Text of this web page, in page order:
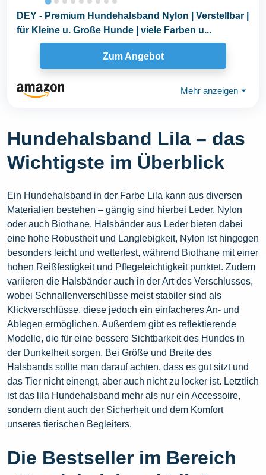
DEY - Premium Hundehalsband Nylon | Verstellbar |
für Kleine u. Große Hunde | viele Farben u...
Zum Angebot
Mehr anzeigen ⏷
Hundehalsband Lila – das
Wichtigste im Überblick
Ein Hundehalsband in der Farbe Lila kann aus diversen
Materialien bestehen – gängig sind hierbei Leder, Nylon
oder auch Biothane. Halsbänder aus Leder bieten dabei
eine hohe Robustheit und Langlebigkeit, Nylon ist hingegen
besonders leicht und wetterfest, während Biothane mit einer
hohen Reißfestigkeit und Pflegeleichtigkeit punktet. Zudem
variieren die Halsbänder auch in der Art des Verschlusses,
wobei Schnallenverschlüsse meist stabiler sind als
Klickverschlüsse, diese jedoch ein einfacheres An- und
Ablegen ermöglichen. Außerdem gibt es reflektierende
Modelle, die für eine bessere Sichtbarkeit des Hundes in
der Dunkelheit sorgen. Bei Größe und Breite des
Halsbands sollte man darauf achten, dass es gut sitzt und
das Tier nicht einengt, aber auch nicht zu locker ist. Letztlich
ist das lila Hundehalsband mehr als nur ein Accessoire,
sondern dient auch der Sicherheit und dem Komfort
unseres tierischen Begleiters.
Die Bestseller im Bereich